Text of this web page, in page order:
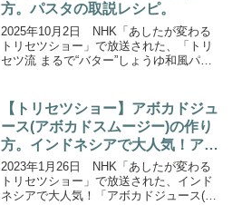
方。パスタの取説レシピ。
2025年10月2日 NHK「あしたが変わる
トリセツショー」で放送された、「トリ
セツ流 まるで“バター”しょうゆ和風パス
きこぼれ防止策」ほか、常識を覆すトリ
セツ技を大公開...
【トリセツショー】アボカドジュ
ース(アボカドスムージー)の作り
方。インドネシアで大人気！アボ
カドの取説レシピ。
2023年1月26日 NHK「あしたが変わる
トリセツショー」で放送された、インド
ネシアで大人気！「アボカドジュース(ア